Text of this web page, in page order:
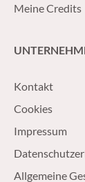
Meine Credits
Kontakt
Cookies
Impressum
Allgemeine